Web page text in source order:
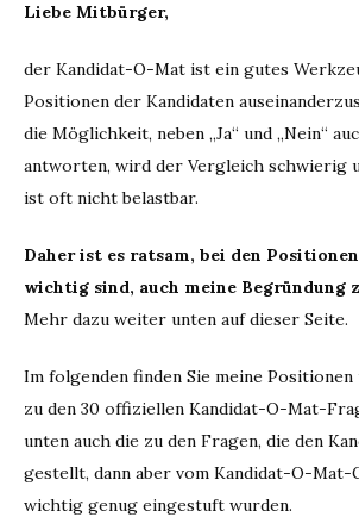
Liebe Mitbürger,
der Kandidat-O-Mat ist ein gutes
Positionen der Kandidaten
die Möglichkeit, neben „Ja“ und „Nein“
antworten, wird der Vergleich schwierig
ist oft nicht belastbar.
Daher ist es ratsam, bei den
wichtig sind, auch meine Begründung
Mehr dazu weiter unten auf dieser Seite.
Im folgenden finden Sie meine Positionen
zu den 30 offiziellen Kandidat-O-Mat-
unten auch die zu den Fragen, die den
gestellt, dann aber vom Kandidat-O-Mat-
wichtig genug eingestuft wurden.